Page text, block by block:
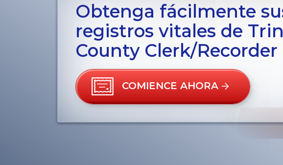
Obtenga fácilmente
registros vitales de
County Clerk/Recorder
COMIENCE AHORA